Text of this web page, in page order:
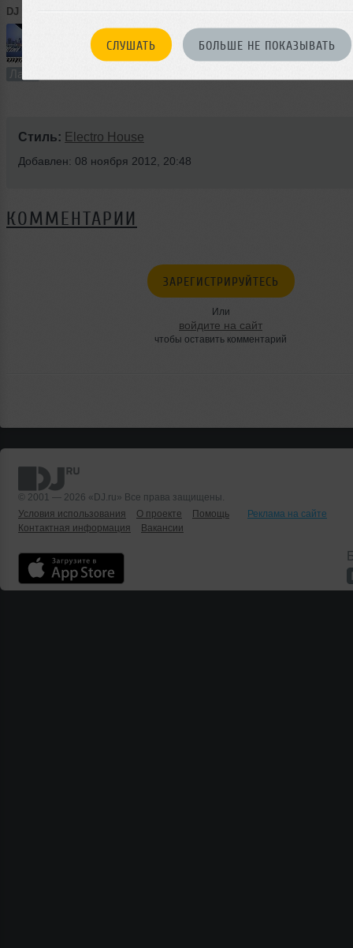
СЛУШАТЬ БОЛЬШЕ НЕ ПОКАЗЫВАТЬ
DJ RIRPER
29:58 0 41 MB,
Лайв
Стиль: Electro House
Добавлен: 08 ноября 2012, 20:48
КОММЕНТАРИИ
ЗАРЕГИСТРИРУЙТЕСЬ
Или
войдите на сайт
чтобы оставить комментарий
© 2001 — 2026 «DJ.ru» Все права защищены.
Условия использования
О проекте Помощь
Реклама на сайте
Контактная информация
Вакансии